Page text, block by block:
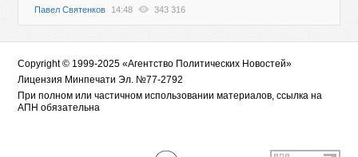
Павел Святенков 14:48 343 316
Copyright © 1999-2025 «Агентство Политических Новостей»
Лицензия Минпечати Эл. №77-2792
При полном или частичном использовании материалов, ссылка на
АПН обязательна